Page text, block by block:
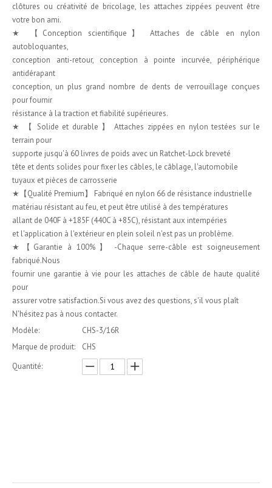
clôtures ou créativité de bricolage, les attaches zippées peuvent être
votre bon ami.
★ 【Conception scientifique】 Attaches de câble en nylon
autobloquantes,
conception anti-retour, conception à pointe incurvée, périphérique
antidérapant
conception, un plus grand nombre de dents de verrouillage conçues
pour fournir
résistance à la traction et fiabilité supérieures.
★ 【 Solide et durable 】 Attaches zippées en nylon testées sur le
terrain pour
supporte jusqu'à 60 livres de poids avec un Ratchet-Lock breveté
tête et dents solides pour fixer les câbles, le câblage, l'automobile
tuyaux et pièces de carrosserie
★【Qualité Premium】 Fabriqué en nylon 66 de résistance industrielle
matériau résistant au feu, et peut être utilisé à des températures
allant de 040F à +185F (440C à +85C), résistant aux intempéries
et l'application à l'extérieur en plein soleil n'est pas un problème.
★【Garantie à 100%】 -Chaque serre-câble est soigneusement
fabriqué.Nous
fournir une garantie à vie pour les attaches de câble de haute qualité
pour
assurer votre satisfaction.Si vous avez des questions, s'il vous plaît
N'hésitez pas à nous contacter.
Modèle:
CHS-3/16R
Marque de produit:
CHS
Quantité: